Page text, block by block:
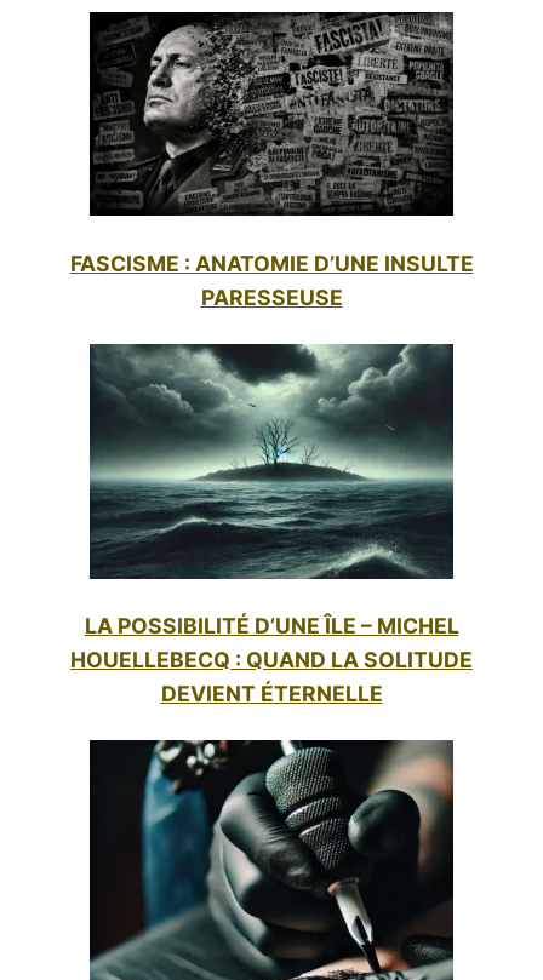
COMPLÉMENTAIRES ?
FASCISME : ANATOMIE D’UNE INSULTE
PARESSEUSE
LA POSSIBILITÉ D’UNE ÎLE – MICHEL
HOUELLEBECQ : QUAND LA SOLITUDE
DEVIENT ÉTERNELLE